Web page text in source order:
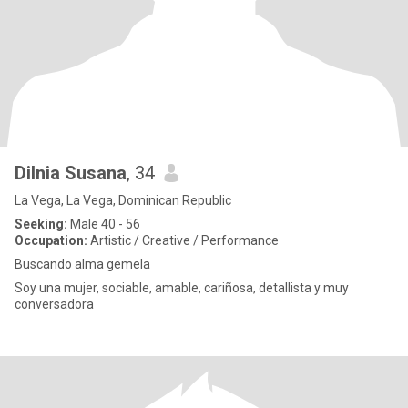
Dilnia Susana, 34
La Vega, La Vega, Dominican Republic
Seeking: Male 40 - 56
Occupation: Artistic / Creative / Performance
Buscando alma gemela
Soy una mujer, sociable, amable, cariñosa, detallista y muy
conversadora